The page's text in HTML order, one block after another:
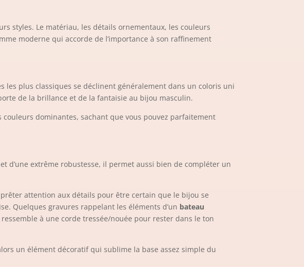
styles. Le matériau, les détails ornementaux, les couleurs
moderne qui accorde de l’importance à son raffinement
les plus classiques se déclinent généralement dans un coloris uni
de la brillance et de la fantaisie au bijou masculin.
dominantes, sachant que vous pouvez parfaitement
d’une extrême robustesse, il permet aussi bien de compléter un
attention aux détails pour être certain que le bijou se
Quelques gravures rappelant les éléments d’un bateau
à une corde tressée/nouée pour rester dans le ton
un élément décoratif qui sublime la base assez simple du